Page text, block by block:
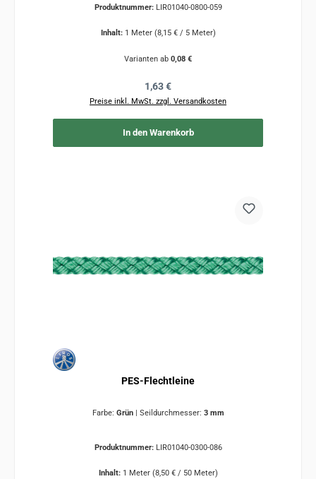
Produktnummer: LIR01040-0800-059
Inhalt: 1 Meter (8,15 € / 5 Meter)
Varianten ab 0,08 €
Regulärer Preis:
1,63 €
Preise inkl. MwSt. zzgl. Versandkosten
In den Warenkorb
PES-Flechtleine
Farbe: Grün | Seildurchmesser: 3 mm
Produktnummer: LIR01040-0300-086
Inhalt: 1 Meter (8,50 € / 50 Meter)